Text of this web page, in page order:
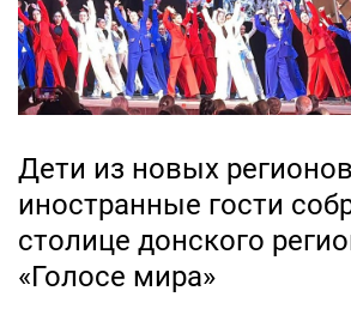
Дети из новых
иностранные гости
столице донского
«Голосе мира»